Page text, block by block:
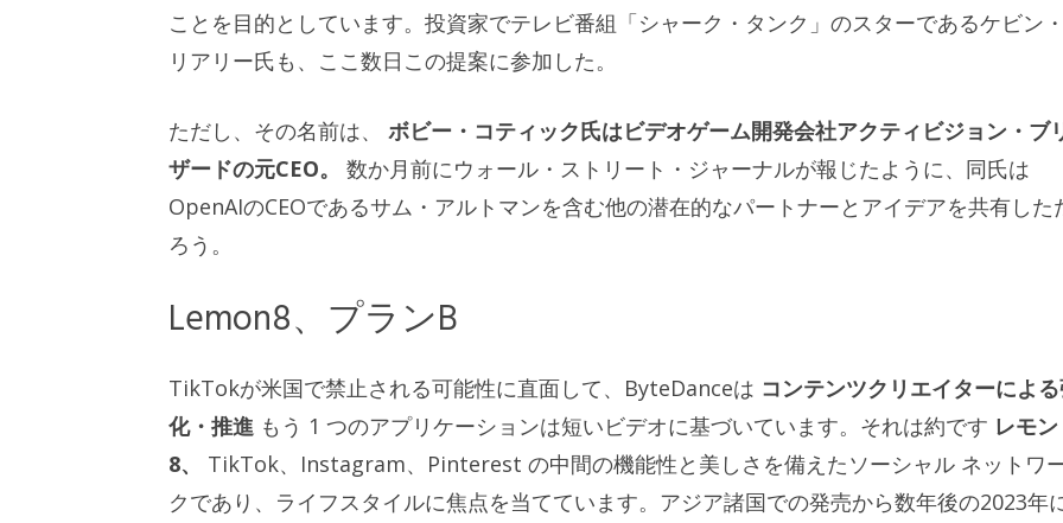
ことを目的としています。投資家でテレビ番組「シャーク・タンク」のスターであるケビン
リアリー氏も、ここ数日この提案に参加した。
ただし、その名前は、 ボビー・コティック氏はビデオゲーム開発会社アクティビジョン・ブ
ザードの元CEO。 数か月前にウォール・ストリート・ジャーナルが報じたように、同氏は
OpenAIのCEOであるサム・アルトマンを含む他の潜在的なパートナーとアイデアを共有した
ろう。
Lemon8、プランB
TikTokが米国で禁止される可能性に直面して、ByteDanceは コンテンツクリエイターによ
化・推進 もう 1 つのアプリケーションは短いビデオに基づいています。それは約です レモン
8、 TikTok、Instagram、Pinterest の中間の機能性と美しさを備えたソーシャル ネットワ
クであり、ライフスタイルに焦点を当てています。アジア諸国での発売から数年後の2023年